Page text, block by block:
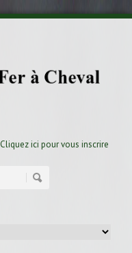
Cliquez ici pour vous inscrire